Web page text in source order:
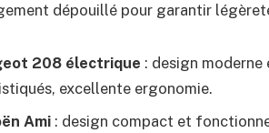
dépouillé pour garantir
208 électrique : design
excellente ergonomie.
Ami : design compact et